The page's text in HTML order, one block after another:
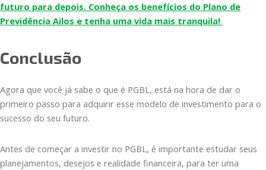
futuro para depois. Conheça os benefícios do Plano de
Previdência Ailos e tenha uma vida mais tranquila!
Conclusão
Agora que você já sabe o que é PGBL, está na hora de dar o
primeiro passo para adquirir esse modelo de investimento para o
sucesso do seu futuro.
Antes de começar a investir no PGBL, é importante estudar seus
planejamentos, desejos e realidade financeira, para ter uma